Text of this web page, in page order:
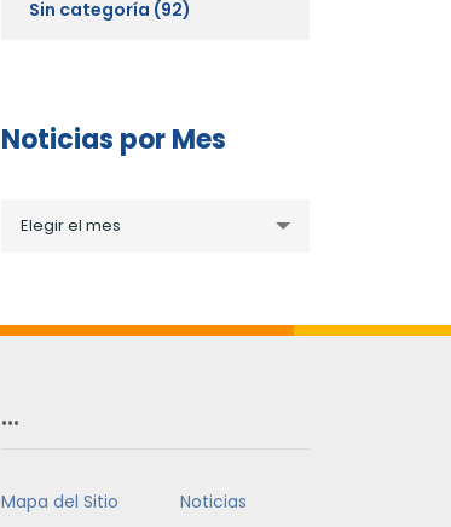
Sin categoría (92)
Noticias por Mes
porElegir el mes
…
Mapa del Sitio
Noticias